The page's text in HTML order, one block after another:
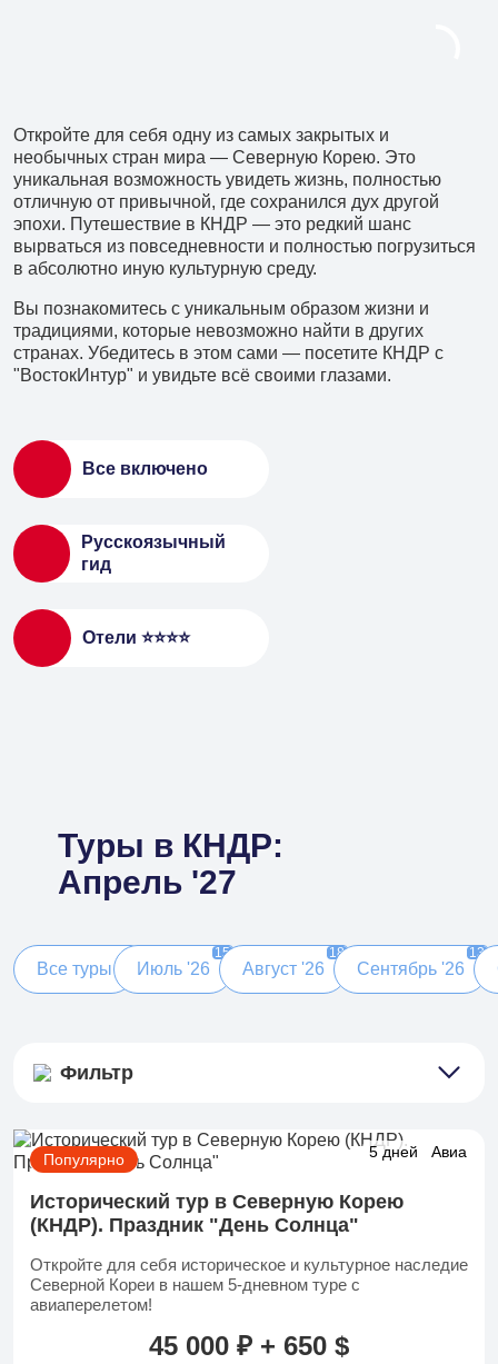
Откройте для себя одну из самых закрытых и
необычных стран мира — Северную Корею. Это
уникальная возможность увидеть жизнь, полностью
отличную от привычной, где сохранился дух другой
эпохи. Путешествие в КНДР — это редкий шанс
вырваться из повседневности и полностью погрузиться
в абсолютно иную культурную среду.
Вы познакомитесь с уникальным образом жизни и
традициями, которые невозможно найти в других
странах. Убедитесь в этом сами — посетите КНДР с
"ВостокИнтур" и увидьте всё своими глазами.
Все включено
Русскоязычный
гид
Отели ⭐️⭐️⭐️⭐️
Туры в КНДР:
Апрель '27
Все туры Июль '26
15
Август '26
18
Сентябрь '26
13
Фильтр
5 дней Авиа
Популярно
Исторический тур в Северную Корею
(КНДР). Праздник "День Солнца"
Откройте для себя историческое и культурное наследие
Северной Кореи в нашем 5-дневном туре с
авиаперелетом!
45 000 ₽ + 650 $